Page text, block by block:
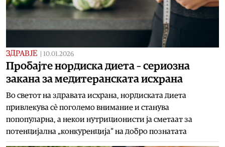
ЗДРАВЈЕ 10.01.2026
Пробајте нордиска диета – сериозна
закана за медитеранската исхрана
Во светот на здравата исхрана, нордиската диета
привлекува сè поголемо внимание и станува
попопуларна, а некои нутриционисти ја сметаат за
потенцијална „конкуренција“ на добро познатата